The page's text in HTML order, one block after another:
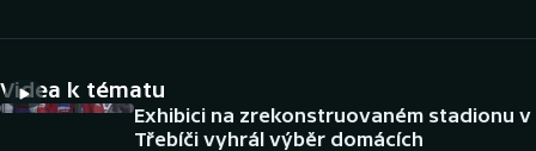
Cyklistika
Videa k tématu
Exhibici na zrekonstruovaném stadionu v
Třebíči vyhrál výběr domácích